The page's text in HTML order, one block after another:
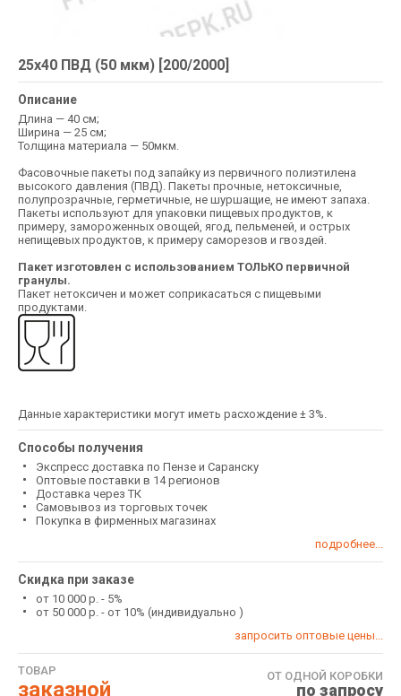
25х40 ПВД (50 мкм) [200/2000]
Описание
Длина — 40 см;
Ширина — 25 см;
Толщина материала — 50мкм.
Фасовочные пакеты под запайку из первичного полиэтилена
высокого давления (ПВД). Пакеты прочные, нетоксичные,
полупрозрачные, герметичные, не шуршащие, не имеют запаха.
Пакеты используют для упаковки пищевых продуктов, к
примеру, замороженных овощей, ягод, пельменей, и острых
непищевых продуктов, к примеру саморезов и гвоздей.
Пакет изготовлен с использованием ТОЛЬКО первичной
гранулы.
Пакет нетоксичен и может соприкасаться с пищевыми
продуктами.
Данные характеристики могут иметь расхождение ± 3%.
Способы получения
Экспресс доставка по Пензе и Саранску
Оптовые поставки в 14 регионов
Доставка через ТК
Самовывоз из торговых точек
Покупка в фирменных магазинах
подробнее...
Скидка при заказе
от 10 000 р. - 5%
от 50 000 р. - от 10% (индивидуально )
запросить оптовые цены...
ТОВАР
заказной
ОТ ОДНОЙ КОРОБКИ
по запросу